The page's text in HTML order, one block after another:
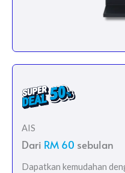
AIS
Dari RM 60 sebulan
Dapatkan kemudahan